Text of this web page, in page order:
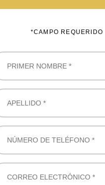
*CAMPO REQUERIDO